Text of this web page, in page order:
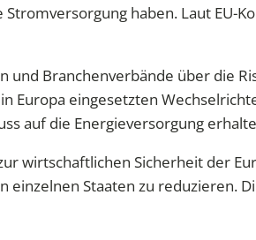
haben. Laut
Branchenverbände über die
Europa eingesetzten
auf die Energieversorgung
wirtschaftlichen Sicherheit der
einzelnen Staaten zu reduzieren.